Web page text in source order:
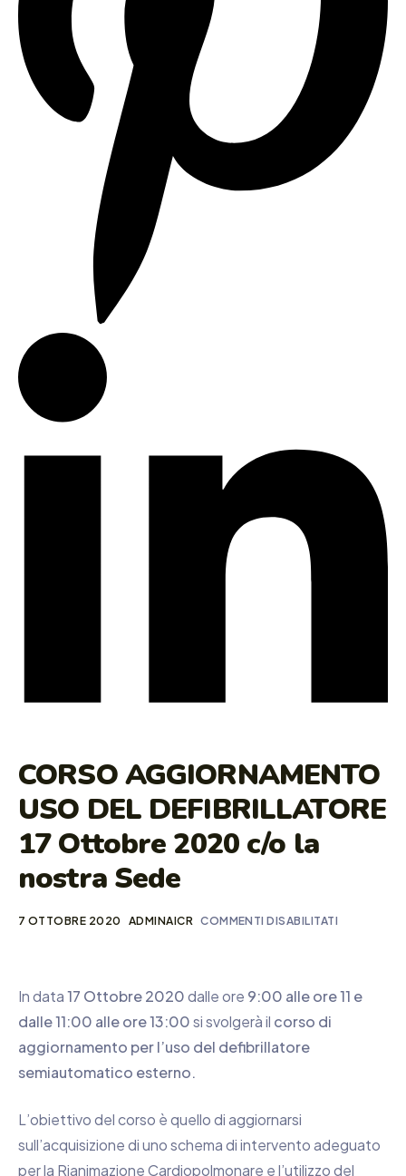
CORSO AGGIORNAMENTO
USO DEL DEFIBRILLATORE
17 Ottobre 2020 c/o la
nostra Sede
7 OTTOBRE 2020 ADMINAICR COMMENTI DISABILITATI
In data17 Ottobre 2020dalle ore 9:00 alle ore 11 e
dalle 11:00 alle ore 13:00si svolgerà il corso di
aggiornamento per l’uso del defibrillatore
semiautomatico esterno.
L’obiettivo del corso è quello di aggiornarsi
sull’acquisizione di uno schema di intervento adeguato
per la Rianimazione Cardiopolmonare e l’utilizzo del